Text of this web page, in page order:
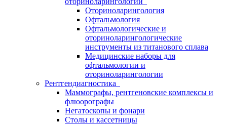
Оториноларингология
Офтальмология
Офтальмологические и
оториноларингологические
инструменты из титанового сплава
Медицинские наборы для
офтальмологии и
оториноларингологии
Рентгендиагностика
Маммографы, рентгеновские комплексы и
флюорографы
Негатоскопы и фонари
Столы и кассетницы